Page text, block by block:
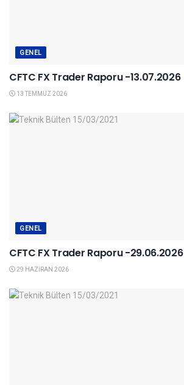
GENEL
CFTC FX Trader Raporu -13.07.2026
13 TEMMUZ 2026
GENEL
CFTC FX Trader Raporu -29.06.2026
29 HAZIRAN 2026